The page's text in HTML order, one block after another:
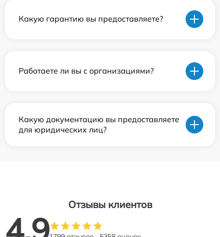
Какую гарантию вы предоставляете?
Работаете ли вы с организациями?
Какую документацию вы предоставляете
для юридических лиц?
Отзывы клиентов